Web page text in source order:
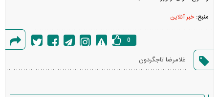
منبع: خبر آنلاین
خطا
0
غلامرضا تاجگردون